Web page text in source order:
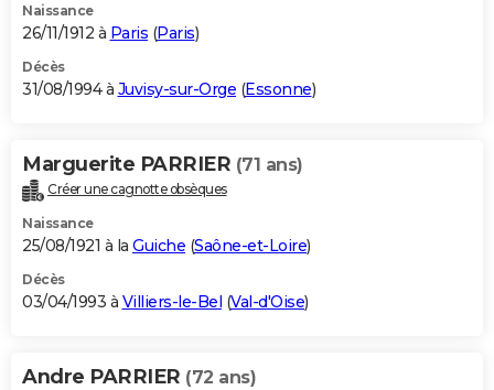
Naissance
26/11/1912 à Paris (Paris)
Décès
31/08/1994 à Juvisy-sur-Orge (Essonne)
Marguerite PARRIER (71 ans)
Créer une cagnotte obsèques
Naissance
25/08/1921 à la Guiche (Saône-et-Loire)
Décès
03/04/1993 à Villiers-le-Bel (Val-d'Oise)
Andre PARRIER (72 ans)